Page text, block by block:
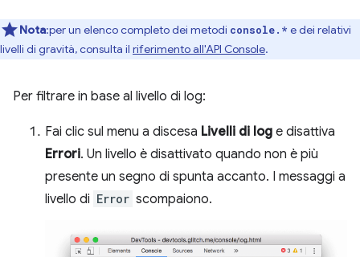
Nota:per un elenco completo dei metodi console.* e dei relativi
livelli di gravità, consulta il riferimento all'API Console.
Per filtrare in base al livello di log:
Fai clic sul menu a discesa Livelli di log e disattiva
Errori. Un livello è disattivato quando non è più
presente un segno di spunta accanto. I messaggi a
livello di Error scompaiono.